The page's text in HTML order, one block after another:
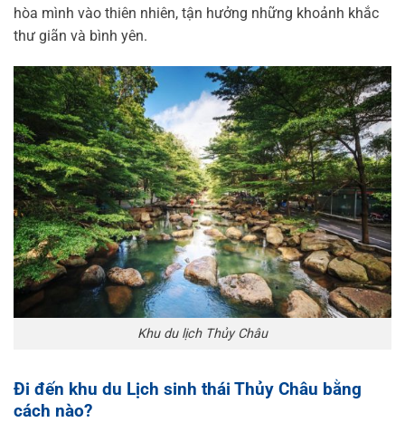
hòa mình vào thiên nhiên, tận hưởng những khoảnh khắc
thư giãn và bình yên.
Khu du lịch Thủy Châu
Đi đến khu du Lịch sinh thái Thủy Châu bằng
cách nào?